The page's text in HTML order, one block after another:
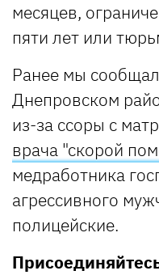
месяцев,
пяти лет или
Ранее мы
Днепровском
из-за ссоры с
врача "скорой
медработника
агрессивного
полицейские.